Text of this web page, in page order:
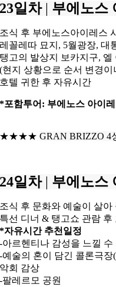
23일차 | 부에노스
조식 후 부에노스아이레스
레꼴레따 묘지, 5월광장, 대
탱고의 발상지 보카지구, 엘
(현지 상황으로 순서 변경
호텔 귀한 후 자유시간
*포함투어: 부에노스 아이
★★★★GRAN BRIZZO 4
24일차 | 부에노스
조식 후 문화와 예술이 살
특선 디너 & 탱고쇼 관람 후
*자유시간 추천일정
-아르헨티나 감성을 느낄
-예술의 혼이 담긴 콜론극
악회 감상
-팔레르모 공원